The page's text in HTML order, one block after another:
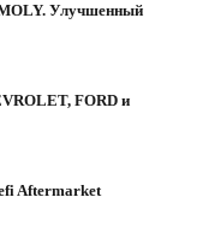
Улучшенный
FORD и
Aftermarket